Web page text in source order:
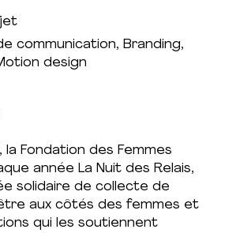
communication, Branding,
design
la Fondation des Femmes
année La Nuit des Relais,
solidaire de collecte de
aux côtés des femmes et
qui les soutiennent